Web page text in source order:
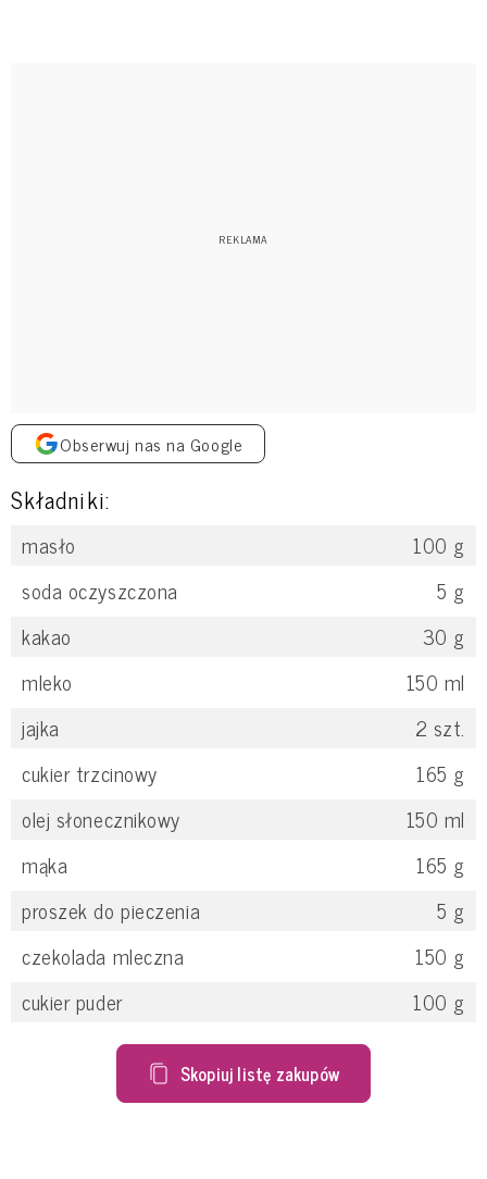
Obserwuj nas na Google
Składniki:
masło 100 g
soda oczyszczona
5 g
kakao
30 g
mleko
150 ml
jajka
2 szt.
cukier trzcinowy
165 g
olej słonecznikowy
150 ml
mąka
165 g
proszek do pieczenia
5 g
czekolada mleczna
150 g
cukier puder
100 g
Skopiuj listę zakupów